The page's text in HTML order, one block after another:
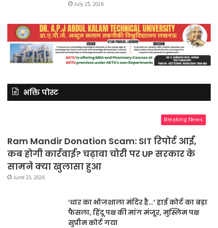
July 25, 2026
भक्ति पोस्ट
Breaking News
Ram Mandir Donation Scam: SIT रिपोर्ट आई,
कब होगी कार्रवाई? चढ़ावा चोरी पर UP सरकार के
सामने क्या खुलासा हुआ
June 23, 2026
‘धार का भोजशाला मंदिर है…’ हाई कोर्ट का बड़ा
फैसला, हिंदू पक्ष की मांग मंजूर, मुस्लिम पक्ष
सुप्रीम कोर्ट गया